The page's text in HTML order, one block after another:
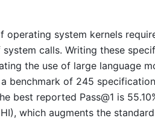
operating system kernels
calls. Writing these
the use of large language
a benchmark of 245
best reported Pass@1 is
which augments the